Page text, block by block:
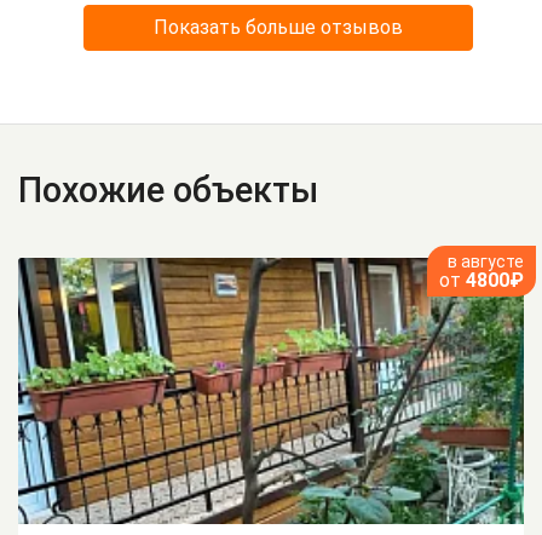
Показать больше отзывов
Похожие объекты
в августе
от 4800₽